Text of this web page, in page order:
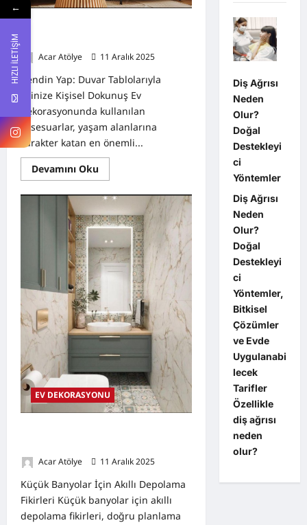
Acar Atölye
11 Aralık 2025
Kendin Yap: Duvar Tablolarıyla
Evinize Kişisel Dokunuş Ev
dekorasyonunda kullanılan
aksesuarlar, yaşam alanlarına
karakter katan en önemli...
Devamını Oku
more
Kendin
Yap:
Duvar
Tablolarıyla
Kişisel
Dokunuş
EV DEKORASYONU
Acar Atölye
11 Aralık 2025
Küçük Banyolar İçin Akıllı Depolama
Fikirleri Küçük banyolar için akıllı
depolama fikirleri, doğru planlama
Diş Ağrısı
Neden
Olur?
Doğal
Destekleyi
ci
Yöntemler
Diş Ağrısı
Neden
Olur?
Doğal
Destekleyi
ci
Yöntemler,
Bitkisel
Çözümler
ve Evde
Uygulanabi
lecek
Tarifler
Özellikle
diş ağrısı
neden
olur?
←
HIZLI İLETİŞİM